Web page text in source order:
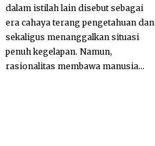
dalam istilah lain disebut sebagai
era cahaya terang pengetahuan dan
sekaligus menanggalkan situasi
penuh kegelapan. Namun,
rasionalitas membawa manusia...